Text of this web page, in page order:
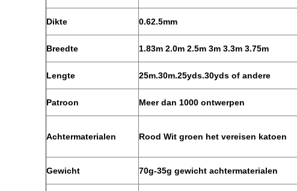
Dikte 0.62.5mm
Breedte 1.83m 2.0m 2.5m 3m 3.3m 3.75m
Lengte 25m.30m.25yds.30yds of andere
Patroon Meer dan 1000 ontwerpen
Achtermaterialen Rood Wit groen het vereisen katoen
Gewicht 70g-35g gewicht achtermaterialen